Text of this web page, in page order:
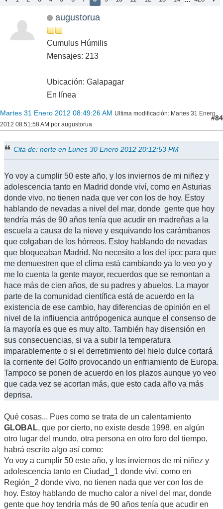
augustorua
Cumulus Húmilis
Mensajes: 213
Ubicación: Galapagar
En línea
Martes 31 Enero 2012 08:49:26 AM Ultima modificación: Martes 31 Enero
2012 08:51:58 AM por augustorua
#84
Cita de: norte en Lunes 30 Enero 2012 20:12:53 PM
Yo voy a cumplir 50 este año, y los inviernos de mi niñez y
adolescencia tanto en Madrid donde viví, como en Asturias
donde vivo, no tienen nada que ver con los de hoy. Estoy
hablando de nevadas a nivel del mar, donde gente que hoy
tendría más de 90 años tenía que acudir en madreñas a la
escuela a causa de la nieve y esquivando los carámbanos
que colgaban de los hórreos. Estoy hablando de nevadas
que bloqueaban Madrid. No necesito a los del ipcc para que
me demuestren que el clima está cambiando ya lo veo yo y
me lo cuenta la gente mayor, recuerdos que se remontan a
hace más de cien años, de su padres y abuelos. La mayor
parte de la comunidad científica está de acuerdo en la
existencia de ese cambio, hay diferencias de opinión en el
nivel de la infliuencia antrópogenica aunque el consenso de
la mayoría es que es muy alto. También hay disensión en
sus consecuencias, si va a subir la temperatura
imparablemente o si el derretimiento del hielo dulce cortará
la corriente del Golfo provocando un enfriamiento de Europa.
Tampoco se ponen de acuerdo en los plazos aunque yo veo
que cada vez se acortan más, que esto cada año va más
deprisa.
Qué cosas... Pues como se trata de un calentamiento
GLOBAL, que por cierto, no existe desde 1998, en algún
otro lugar del mundo, otra persona en otro foro del tiempo,
habrá escrito algo así como:
Yo voy a cumplir 50 este año, y los inviernos de mi niñez y
adolescencia tanto en Ciudad_1 donde viví, como en
Región_2 donde vivo, no tienen nada que ver con los de
hoy. Estoy hablando de mucho calor a nivel del mar, donde
gente que hoy tendría más de 90 años tenía que acudir en